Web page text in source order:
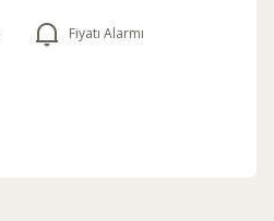
Fiyatı Alarmı